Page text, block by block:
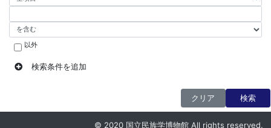
以外
検索条件を追加
クリア 検索
© 2020 国立民族学博物館 All rights reserved.